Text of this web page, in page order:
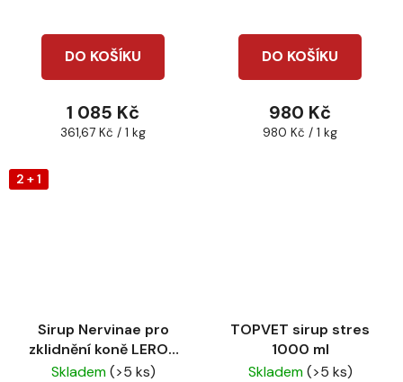
DO KOŠÍKU
1 085 Kč
Měrná
361,67 Kč / 1 kg
DO KOŠÍKU
980 Kč
Měrná
980 Kč / 1 kg
2 + 1
Sirup Nervinae pro
zklidnění koně LEROS
1l
Skladem(>5 ks)
TOPVET sirup stres
1000 ml
Skladem(>5 ks)